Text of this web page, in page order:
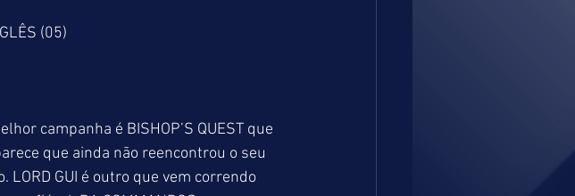
(05)
campanha é BISHOP’S QUEST que
que ainda não reencontrou o seu
GUI é outro que vem correndo